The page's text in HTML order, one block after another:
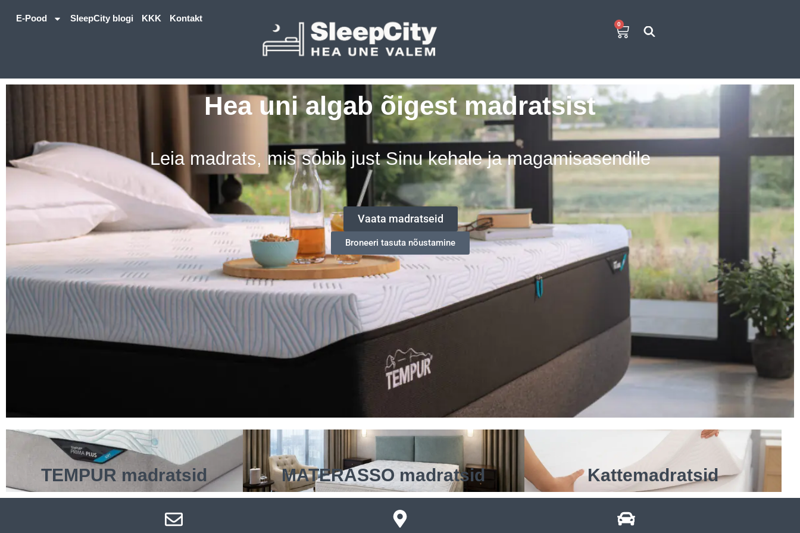
E-Pood SleepCity blogi KKK Kontakt
0
Hea uni algab õigest madratsist
Leia madrats, mis sobib just Sinu kehale ja magamisasendile
Vaata madratseid
Broneeri tasuta nõustamine
TEMPUR madratsid MATERASSO madratsid Kattemadratsid